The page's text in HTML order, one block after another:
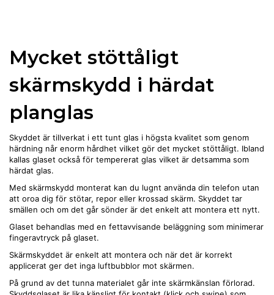
Mycket stöttåligt
skärmskydd i härdat
planglas
Skyddet är tillverkat i ett tunt glas i högsta kvalitet som genom
härdning når enorm hårdhet vilket gör det mycket stöttåligt. Ibland
kallas glaset också för tempererat glas vilket är detsamma som
härdat glas.
Med skärmskydd monterat kan du lugnt använda din telefon utan
att oroa dig för stötar, repor eller krossad skärm. Skyddet tar
smällen och om det går sönder är det enkelt att montera ett nytt.
Glaset behandlas med en fettavvisande beläggning som minimerar
fingeravtryck på glaset.
Skärmskyddet är enkelt att montera och när det är korrekt
applicerat ger det inga luftbubblor mot skärmen.
På grund av det tunna materialet går inte skärmkänslan förlorad.